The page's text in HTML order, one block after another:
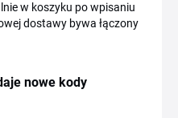
w koszyku po wpisaniu
dostawy bywa łączony
nowe kody